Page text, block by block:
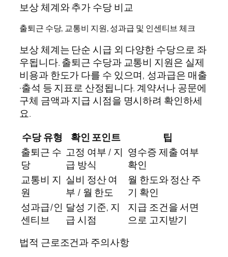
보상 체계와 추가 수당 비교
출퇴근 수당, 교통비 지원, 성과급 및 인센티브 체크
보상 체계는 단순 시급 외 다양한 수당으로 좌
우됩니다. 출퇴근 수당과 교통비 지원은 실제
비용과 한도가 다를 수 있으며, 성과급은 매출
·출석 등 지표로 산정됩니다. 계약서나 공문에
구체 금액과 지급 시점을 명시하려 확인하세
요.
수당 유형
확인 포인트
팁
출퇴근 수
당
고정 여부 / 지
급 방식
영수증 제출 여부
확인
교통비 지
원
실비 정산 여
부 / 월 한도
월 한도와 정산 주
기 확인
성과급/인
센티브
달성 기준, 지
급 시점
지급 조건을 서면
으로 고지받기
법적 근로조건과 주의사항